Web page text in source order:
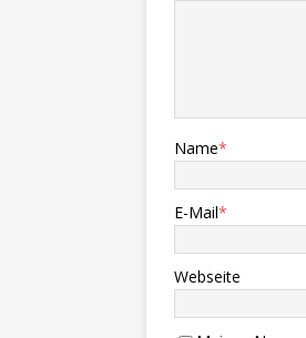
Name*
E-Mail*
Webseite